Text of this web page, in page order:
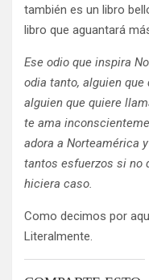
también es un libro
libro que aguantará
Ese odio que inspira
odia tanto, alguien
alguien que quiere
te ama
adora a Norteamérica
tantos esfuerzos si no
hiciera caso.
Como decimos por
Literalmente.